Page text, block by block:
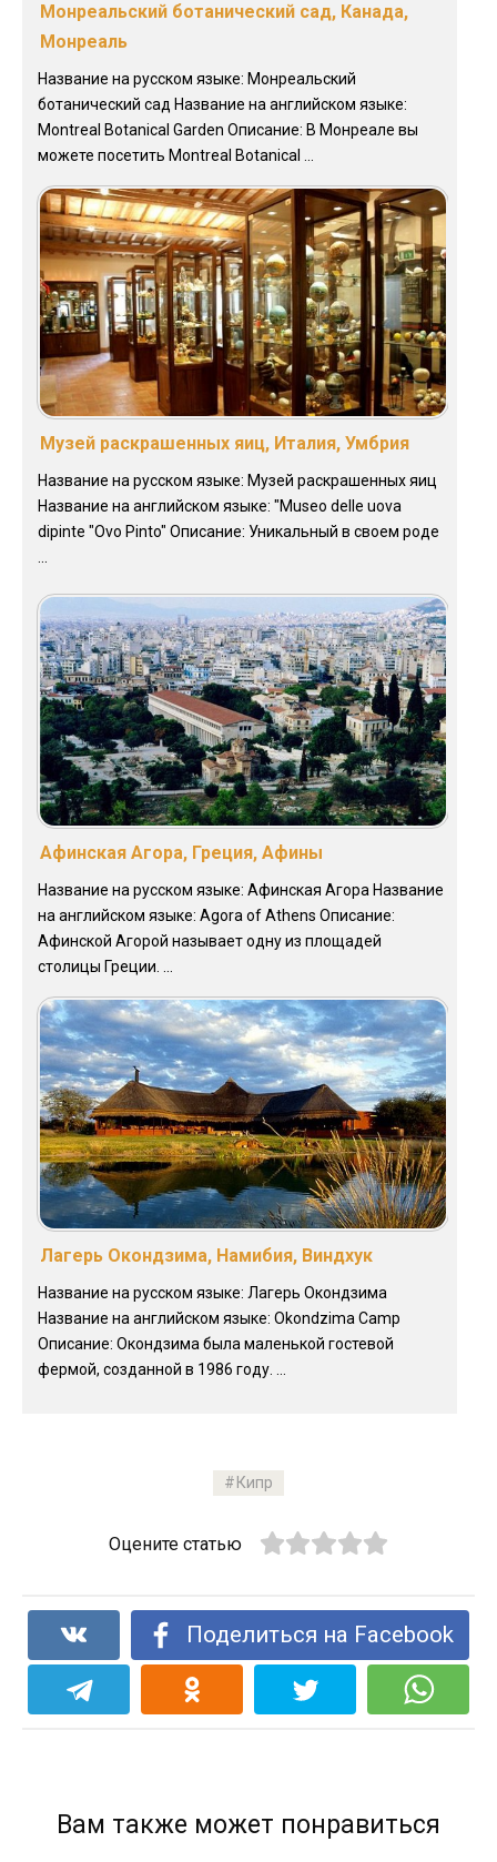
Монреальский ботанический сад, Канада,
Монреаль
Название на русском языке: Монреальский
ботанический сад Название на английском языке:
Montreal Botanical Garden Описание: В Монреале вы
можете посетить Montreal Botanical ...
Музей раскрашенных яиц, Италия, Умбрия
Название на русском языке: Музей раскрашенных яиц
Название на английском языке: "Museo delle uova
dipinte "Ovo Pinto" Описание: Уникальный в своем роде
...
Афинская Агора, Греция, Афины
Название на русском языке: Афинская Агора Название
на английском языке: Agora of Athens Описание:
Афинской Агорой называет одну из площадей
столицы Греции. ...
Лагерь Окондзима, Намибия, Виндхук
Название на русском языке: Лагерь Окондзима
Название на английском языке: Okondzima Camp
Описание: Окондзима была маленькой гостевой
фермой, созданной в 1986 году. ...
Кипр
Оцените статью
Поделиться на Facebook
Вам также может понравиться